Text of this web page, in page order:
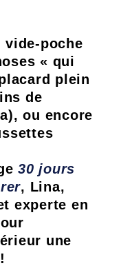
vide-poche
« qui
plein
de
ou encore
30 jours
, Lina,
experte en
une